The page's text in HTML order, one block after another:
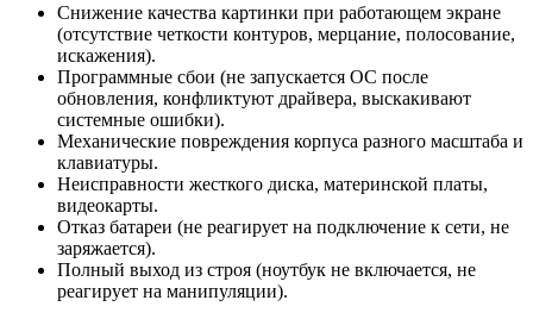
Снижение качества картинки при работающем экране
(отсутствие четкости контуров, мерцание, полосование,
искажения).
Программные сбои (не запускается ОС после
обновления, конфликтуют драйвера, выскакивают
системные ошибки).
Механические повреждения корпуса разного масштаба и
клавиатуры.
Неисправности жесткого диска, материнской платы,
видеокарты.
Отказ батареи (не реагирует на подключение к сети, не
заряжается).
Полный выход из строя (ноутбук не включается, не
реагирует на манипуляции).